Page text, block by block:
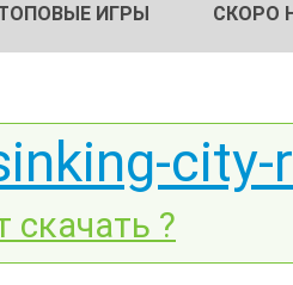
ИГРЫ СКОРО
скачать ?